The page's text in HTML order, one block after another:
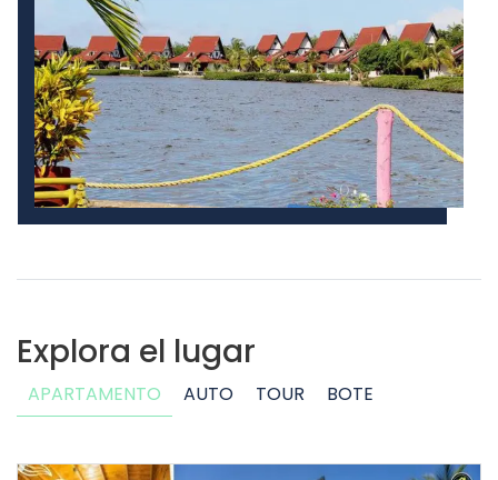
Explora el lugar
APARTAMENTO AUTO TOUR BOTE